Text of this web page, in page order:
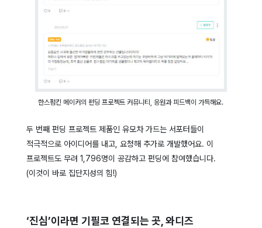
한스펌킨 메이커의 펀딩 프로젝트 커뮤니티, 응원과 피드백이 가득해요.
두 번째 펀딩 프로젝트 제품인 유모차 가드는 서포터들이
적극적으로 아이디어를 내고, 요청해 추가로 개발했어요. 이
프로젝트도 무려 1,796명이 공감하고 펀딩에 참여했습니다.
(이것이 바로 집단지성의 힘!)
‘진심’이라면 기필코 연결되는 곳, 와디즈